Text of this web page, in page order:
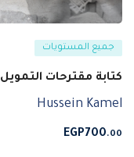
جميع المستويات
كتابة مقترحات التمويل
Hussein Kamel
EGP700.00